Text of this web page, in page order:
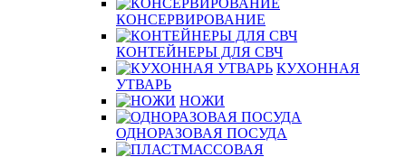
КОНСЕРВИРОВАНИЕ
КОНТЕЙНЕРЫ ДЛЯ СВЧ
КУХОННАЯ
УТВАРЬ
НОЖИ
ОДНОРАЗОВАЯ ПОСУДА